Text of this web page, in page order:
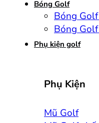
Bóng Golf
Bóng
Bóng
Phụ kiện golf
Phụ Kiện
Mũ Golf